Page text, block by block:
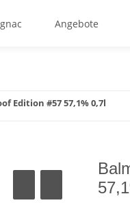
Angebote
Edition #57 57,1% 0,7l